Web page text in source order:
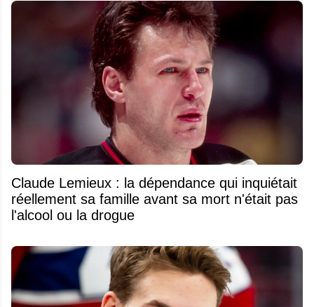
Claude Lemieux : la dépendance qui inquiétait
réellement sa famille avant sa mort n'était pas
l'alcool ou la drogue